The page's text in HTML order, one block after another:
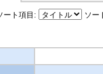
ート項目: ソー